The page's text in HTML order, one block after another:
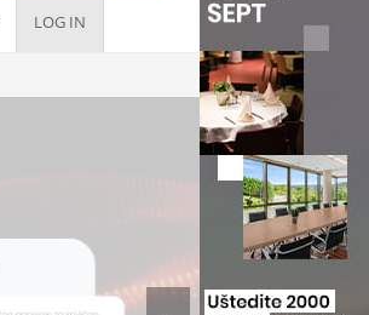
LOG IN